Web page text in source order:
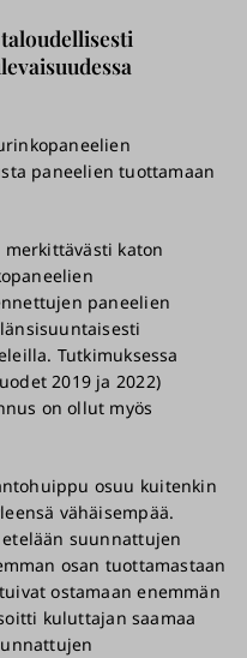
paneelien tuottamaan
katon
paneelien
Tutkimuksessa
2019 ja 2022)
on ollut myös
osuu kuitenkin
vähäisempää.
suunnattujen
osan tuottamastaan
ostamaan enemmän
kuluttajan saamaa